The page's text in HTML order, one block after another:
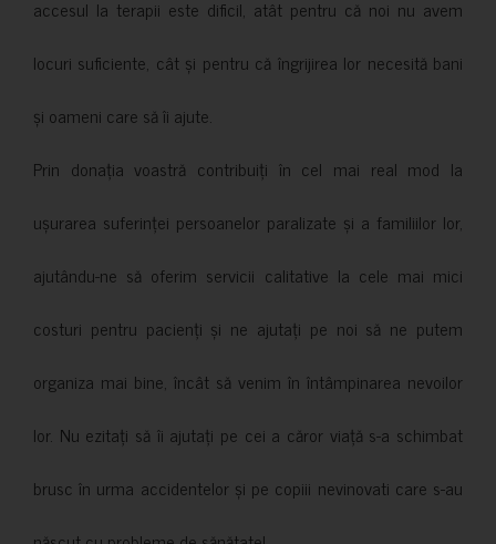
accesul la terapii este dificil, atât pentru că noi nu avem
locuri suficiente, cât și pentru că îngrijirea lor necesită bani
și oameni care să îi ajute.
Prin donația voastră contribuiți în cel mai real mod la
ușurarea suferinței persoanelor paralizate și a familiilor lor,
ajutându-ne să oferim servicii calitative la cele mai mici
costuri pentru pacienți și ne ajutați pe noi să ne putem
organiza mai bine, încât să venim în întâmpinarea nevoilor
lor. Nu ezitați să îi ajutați pe cei a căror viață s-a schimbat
brusc în urma accidentelor și pe copiii nevinovati care s-au